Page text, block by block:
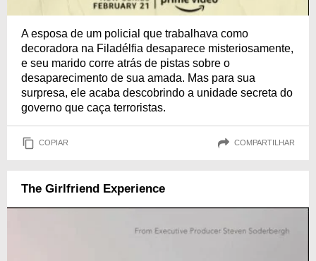
A esposa de um policial que trabalhava como
decoradora na Filadélfia desaparece misteriosamente,
e seu marido corre atrás de pistas sobre o
desaparecimento de sua amada. Mas para sua
surpresa, ele acaba descobrindo a unidade secreta do
governo que caça terroristas.
COPIAR COMPARTILHAR
The Girlfriend Experience